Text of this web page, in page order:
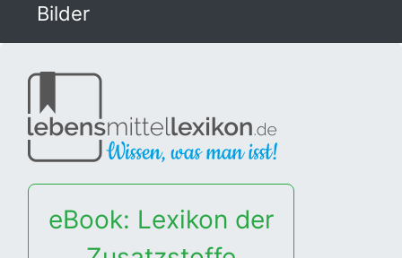
Bilder
eBook: Lexikon der